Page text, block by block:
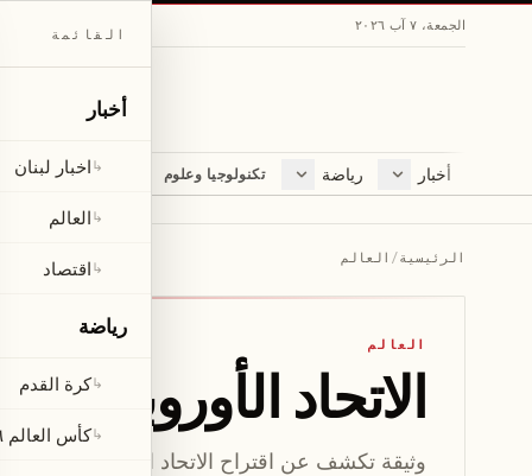
الجمعة، ٧ آب ٢٠٢٦
أخبار
اخبار لبنان
رياضة
كرة القدم
تكنولوجيا وعلوم مجلة
ثقافة ومجتمع
لايف ستايل
الرئيسية/ العالم
العالم
الاتحاد الأوروبي
وثيقة تكشف عن اقتراح الاتحاد الأوروبي بقيادة
القائمة
أخبار
↳اخبار لبنان
↳العالم
↳اقتصاد
رياضة
↳كرة القدم
↳كأس العالم ٢٠٢٦